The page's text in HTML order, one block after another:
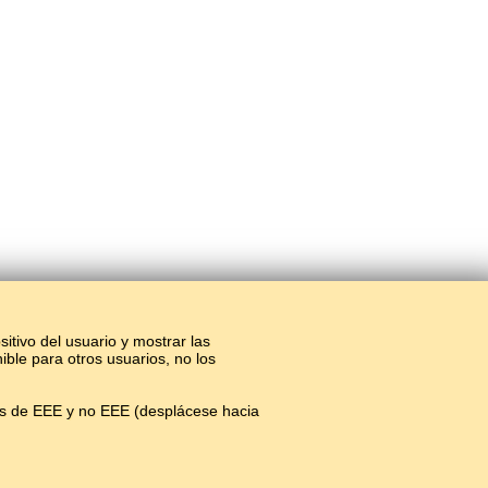
del usuario y mostrar las
para otros usuarios, no los
EEE y no EEE (desplácese hacia